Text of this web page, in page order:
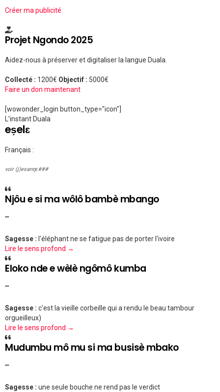
Créer ma publicité
Projet Ngondo 2025
Aidez-nous à préserver et digitaliser la langue Duala.
Collecté : 1200€ Objectif : 5000€
Faire un don maintenant
[wowonder_login button_type="icon"]
L'instant Duala
eṣelɛ
Français :
voir (j)esanŋɛ###
Njôu e si ma wôlô bambè mbango
""
Sagesse : l'éléphant ne se fatigue pas de porter l'ivoire
Lire le sens profond →
Eloko nde e wèlè ngômô kumba
""
Sagesse : c'est la vieille corbeille qui a rendu le beau tambour
orgueilleux)
Lire le sens profond →
Mudumbu mô mu si ma busisè mbako
""
Sagesse : une seule bouche ne rend pas le verdict